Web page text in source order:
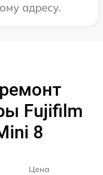
адресу.
Fujifilm
8
Цена